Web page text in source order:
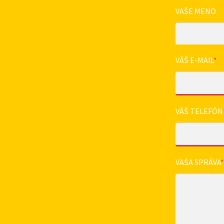
VAŠE MENO
VÁŠ E-MAIL*
VÁŠ TELEFÓN
VAŠA SPRÁVA*